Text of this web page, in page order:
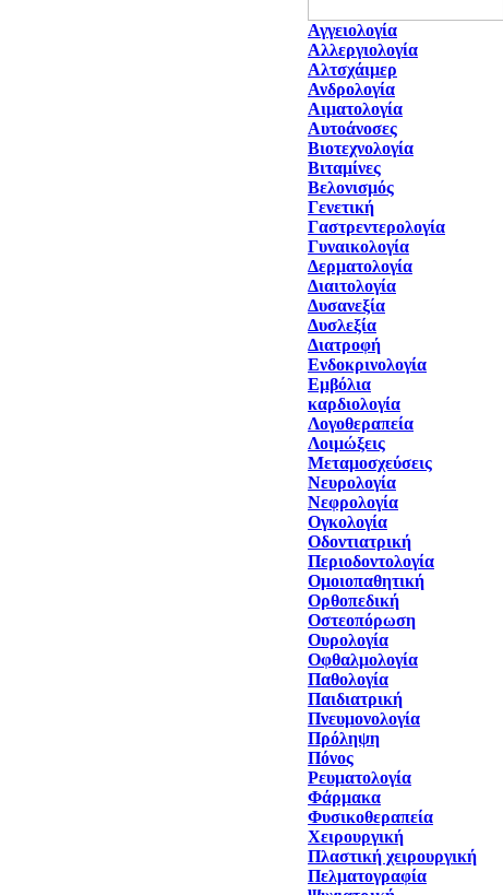
Αγγειολογία
Αλλεργιολογία
Αλτσχάιμερ
Ανδρολογία
Αιματολογία
Αυτοάνοσες
Βιοτεχνολογία
Βιταμίνες
Βελονισμός
Γενετική
Γαστρεντερολογία
Γυναικολογία
Δερματολογία
Διαιτολογία
Δυσανεξία
Δυσλεξία
Διατροφή
Ενδοκρινολογία
Εμβόλια
καρδιολογία
Λογοθεραπεία
Λοιμώξεις
Μεταμοσχεύσεις
Νευρολογία
Νεφρολογία
Ογκολογία
Οδοντιατρική
Περιοδοντολογία
Ομοιοπαθητική
Ορθοπεδική
Οστεοπόρωση
Ουρολογία
Οφθαλμολογία
Παθολογία
Παιδιατρική
Πνευμονολογία
Πρόληψη
Πόνος
Ρευματολογία
Φάρμακα
Φυσικοθεραπεία
Χειρουργική
Πλαστική χειρουργική
Πελματογραφία